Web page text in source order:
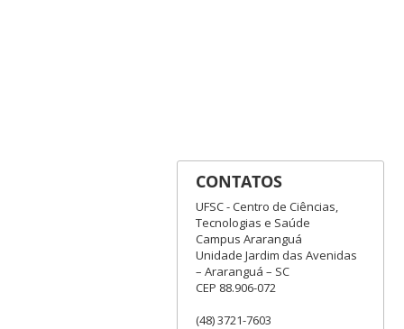
CONTATOS
UFSC - Centro de Ciências,
Tecnologias e Saúde
Campus Araranguá
Unidade Jardim das Avenidas
– Araranguá – SC
CEP 88.906-072
(48) 3721-7603